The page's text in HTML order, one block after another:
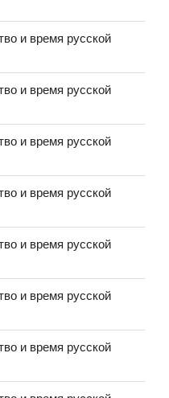
и время русской
и время русской
и время русской
и время русской
и время русской
и время русской
и время русской